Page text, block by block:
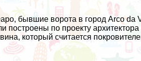
бывшие ворота в город Arco da
построены по проекту
который считается